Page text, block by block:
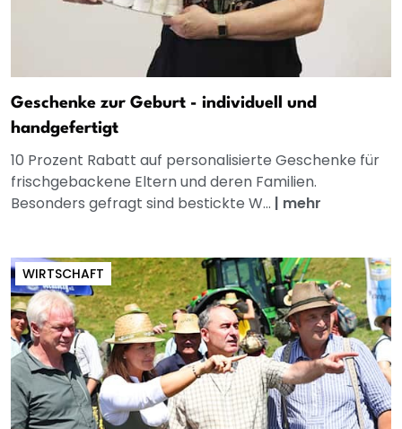
Geschenke zur Geburt - individuell und
handgefertigt
10 Prozent Rabatt auf personalisierte Geschenke für
frischgebackene Eltern und deren Familien.
Besonders gefragt sind bestickte W... | mehr
WIRTSCHAFT